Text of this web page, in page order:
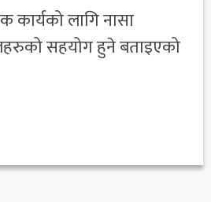
कार्यको लागि नासा
सहयोग हुने बताइएको